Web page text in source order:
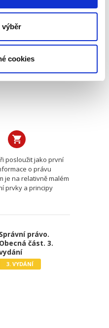
výběr
cookies
do
práva.
vydání
7. VYDÁNÍ
posloužit jako první
o právu
je na relativně malém
prvky a principy
Správní právo.
Obecná část. 3.
3. VYDÁNÍ